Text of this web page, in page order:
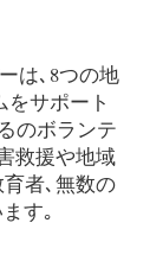
は､8つの地
サポート
のボランテ
救援や地域
者､無数の
す｡